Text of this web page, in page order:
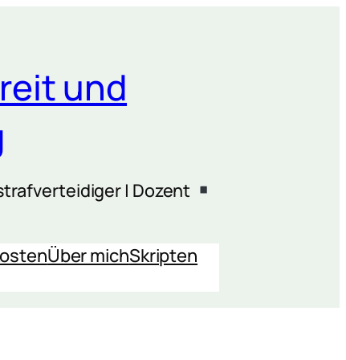
und
| Dozent
Über michSkripten